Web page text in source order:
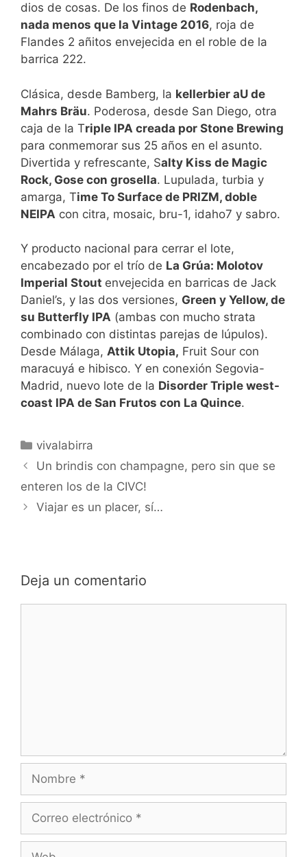
dios de cosas. De los finos de Rodenbach,
nada menos que la Vintage 2016, roja de
Flandes 2 añitos envejecida en el roble de la
barrica 222.
Clásica, desde Bamberg, la kellerbier aU de
Mahrs Bräu. Poderosa, desde San Diego, otra
caja de la Triple IPA creada por Stone Brewing
para conmemorar sus 25 años en el asunto.
Divertida y refrescante, Salty Kiss de Magic
Rock, Gose con grosella. Lupulada, turbia y
amarga, Time To Surface de PRIZM, doble
NEIPA con citra, mosaic, bru-1, idaho7 y sabro.
Y producto nacional para cerrar el lote,
encabezado por el trío de La Grúa: Molotov
Imperial Stout envejecida en barricas de Jack
Daniel’s, y las dos versiones, Green y Yellow, de
su Butterfly IPA (ambas con mucho strata
combinado con distintas parejas de lúpulos).
Desde Málaga, Attik Utopia, Fruit Sour con
maracuyá e hibisco. Y en conexión Segovia-
Madrid, nuevo lote de la Disorder Triple west-
coast IPA de San Frutos con La Quince.
Categorías
vivalabirra
Un brindis con champagne, pero sin que se
enteren los de la CIVC!
Viajar es un placer, sí…
Deja un comentario
Nombre
Correo
Web